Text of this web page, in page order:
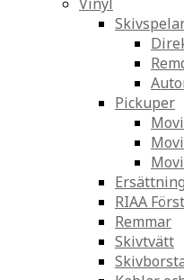
Pickuper
RIAA
Remmar
Skivtvätt